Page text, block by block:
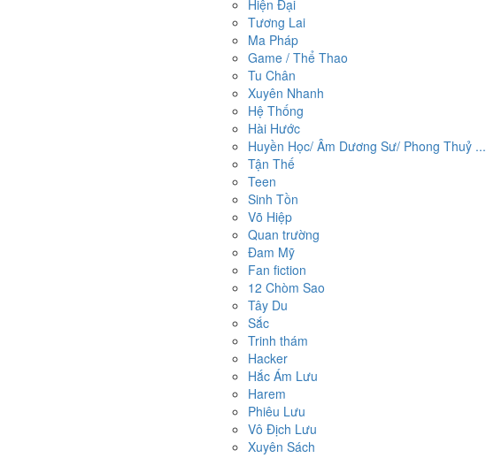
Hiện Đại
Tương Lai
Ma Pháp
Game / Thể Thao
Tu Chân
Xuyên Nhanh
Hệ Thống
Hài Hước
Huyền Học/ Âm Dương Sư/ Phong Thuỷ ...
Tận Thế
Teen
Sinh Tồn
Võ Hiệp
Quan trường
Đam Mỹ
Fan fiction
12 Chòm Sao
Tây Du
Sắc
Trinh thám
Hacker
Hắc Ám Lưu
Harem
Phiêu Lưu
Vô Địch Lưu
Xuyên Sách